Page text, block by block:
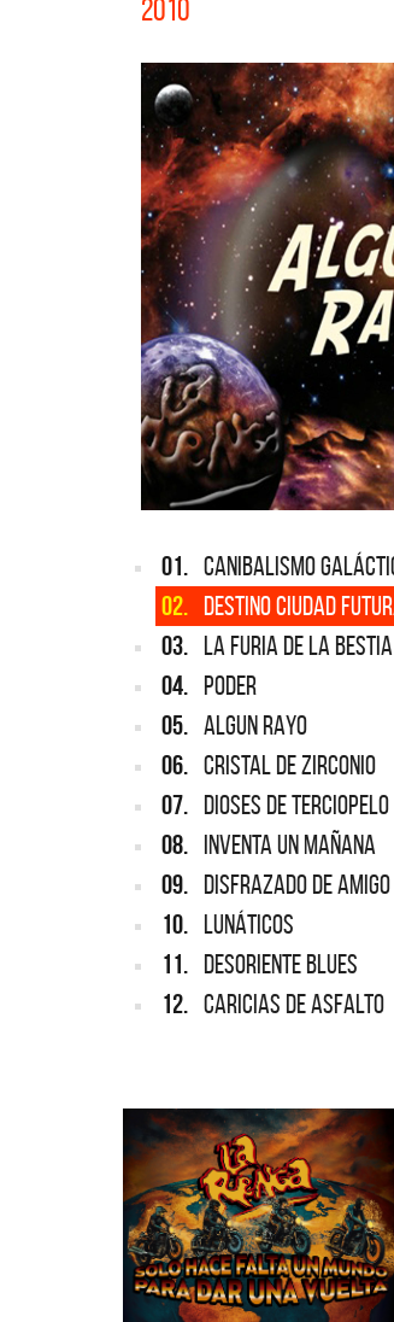
2010
01. CANIBALISMO
02. DESTINO CIUDAD
03. LA FURIA DE LA
04. PODER
05. ALGUN RAYO
06. CRISTAL DE ZIRCONIO
07. DIOSES DE TERCIOPELO
08. INVENTA UN MAÑANA
09. DISFRAZADO DE AMIGO
10. LUNÁTICOS
11. DESORIENTE BLUES
12. CARICIAS DE ASFALTO